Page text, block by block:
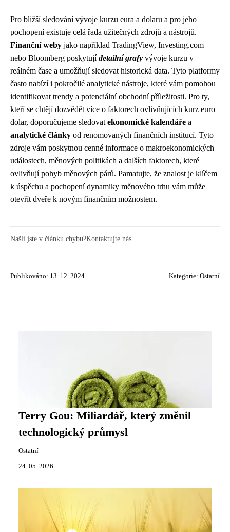
Pro bližší sledování vývoje kurzu eura a dolaru a pro jeho
pochopení existuje celá řada užitečných zdrojů a nástrojů.
Finanční weby jako například TradingView, Investing.com
nebo Bloomberg poskytujídetailní grafy vývoje kurzu v
reálném čase a umožňují sledovat historická data. Tyto platformy
často nabízí i pokročilé analytické nástroje, které vám pomohou
identifikovat trendy a potenciální obchodní příležitosti. Pro ty,
kteří se chtějí dozvědět více o faktorech ovlivňujících kurz euro
dolar, doporučujeme sledovat ekonomické kalendáře a
analytické články od renomovaných finančních institucí. Tyto
zdroje vám poskytnou cenné informace o makroekonomických
událostech, měnových politikách a dalších faktorech, které
ovlivňují pohyb měnových párů. Pamatujte, že znalost je klíčem
k úspěchu a pochopení dynamiky měnového trhu vám může
otevřít dveře k novým finančním možnostem.
Našli jste v článku chybu?Kontaktujte nás
Publikováno: 13. 12. 2024 Kategorie: Ostatní
Terry Gou: Miliardář, který změnil
technologický průmysl
Ostatní
24. 05. 2026